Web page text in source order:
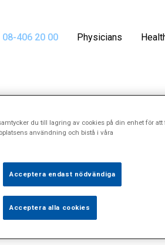
08-406 20 00 Physicians
results
du till lagring av cookies på din enhet för att
användning och bistå i våra
Acceptera endast nödvändiga
Acceptera alla cookies